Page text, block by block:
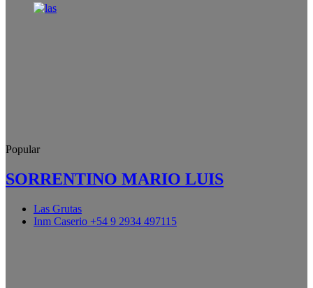
Popular
SORRENTINO MARIO LUIS
Las Grutas
Inm Caserio +54 9 2934 497115